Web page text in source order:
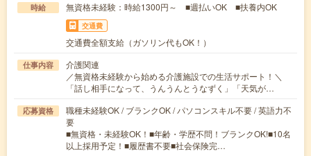
時給 無資格未経験：時給1300円～ ■週払いOK ■扶養内OK
交通費
交通費全額支給（ガソリン代もOK！）
仕事内容
介護関連
／無資格未経験から始める介護施設での生活サポート！＼
「話し相手になって、うんうんとうなずく」「天気が…
応募資格
職種未経験OK / ブランクOK / パソコンスキル不要 / 英語力不
要
■無資格・未経験OK！■年齢・学歴不問！ブランクOK!■10名
以上採用予定！■履歴書不要■社会保険完…